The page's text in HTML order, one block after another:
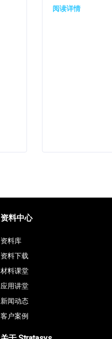
阅读详情
资料中心
资料库
资料下载
材料课堂
应用讲堂
新闻动态
客户案例